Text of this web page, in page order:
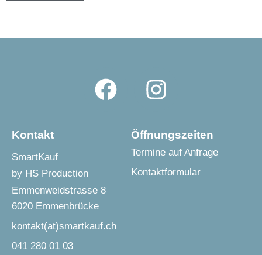
Kontakt
SmartKauf
by HS Production
Emmenweidstrasse 8
6020 Emmenbrücke
kontakt(at)smartkauf.ch
041 280 01 03
Öffnungszeiten
Termine auf Anfrage
Kontaktformular